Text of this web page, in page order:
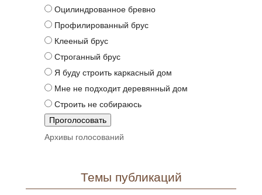
Оцилиндрованное бревно
Профилированный брус
Клееный брус
Строганный брус
Я буду строить каркасный дом
Мне не подходит деревянный дом
Строить не собираюсь
Архивы голосований
Темы публикаций